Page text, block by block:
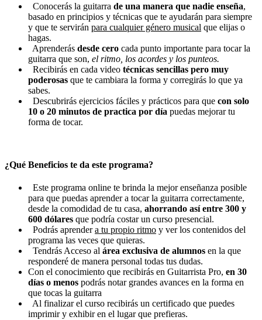
Conocerás la guitarra de una manera que nadie enseña,
basado en principios y técnicas que te ayudarán para siempre
y que te servirán para cualquier género musical que elijas o
hagas.
Aprenderás desde cero cada punto importante para tocar la
guitarra que son, el ritmo, los acordes y los punteos.
Recibirás en cada video técnicas sencillas pero muy
poderosas que te cambiara la forma y corregirás lo que ya
sabes.
Descubrirás ejercicios fáciles y prácticos para que con solo
10 o 20 minutos de practica por día puedas mejorar tu
forma de tocar.
¿Qué Beneficios te da este programa?
Este programa online te brinda la mejor enseñanza posible
para que puedas aprender a tocar la guitarra correctamente,
desde la comodidad de tu casa, ahorrando así entre 300 y
600 dólares que podría costar un curso presencial.
Podrás aprendera tu propio ritmo y ver los contenidos del
programa las veces que quieras.
Tendrás Acceso al área exclusiva de alumnos en la que
responderé de manera personal todas tus dudas.
Con el conocimiento que recibirás en Guitarrista Pro, en 30
días o menos podrás notar grandes avances en la forma en
que tocas la guitarra
Al finalizar el curso recibirás un certificado que puedes
imprimir y exhibir en el lugar que prefieras.